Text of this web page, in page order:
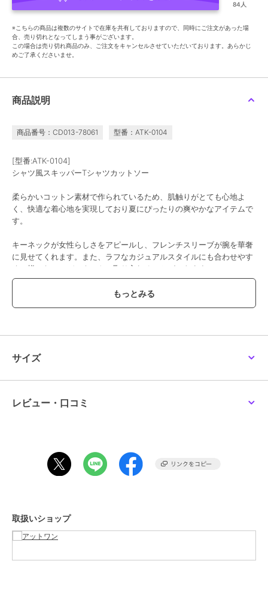
84人
※こちらの商品は複数のサイトで在庫を共有しておりますので、同時にご注文があった場
合、売り切れとなってしまう事がございます。
この場合は売り切れ商品のみ、ご注文をキャンセルさせていただいております。あらかじ
めご了承くださいませ。
商品説明
商品番号：CD013-78061 型番：ATK-0104
[型番:ATK-0104]
シャツ風スキッパーTシャツカットソー
柔らかいコットン素材で作られているため、肌触りがとても心地よ
く、快適な着心地を実現しており夏にぴったりの爽やかなアイテムで
す。
キーネックが女性らしさをアピールし、フレンチスリーブが腕を華奢
に見せてくれます。また、ラフなカジュアルスタイルにも合わせやす
く、様々なコーディネートに取り入れることができます。
この季節にピッタリのきれい目トップスです！
【サイズ】
［LL-3Lサイズ］着丈（前/後）：62/66cm、肩幅：71cm、身幅（前/
［4L-5Lサイズ］着丈（前/後）：64/68cm、肩幅：74cm、身幅（前/
【素材】コットン100％
【伸縮性】ややあり
サイズ
レビュー・口コミ
取扱いショップ